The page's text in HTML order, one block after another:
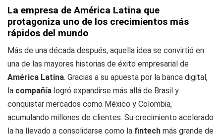
La empresa de América Latina que
protagoniza uno de los crecimientos más
rápidos del mundo
Más de una década después, aquella idea se convirtió en
una de las mayores historias de éxito empresarial de
América Latina. Gracias a su apuesta por la banca digital,
la compañía logró expandirse más allá de Brasil y
conquistar mercados como México y Colombia,
acumulando millones de clientes. Su crecimiento acelerado
la ha llevado a consolidarse como la fintech más grande de